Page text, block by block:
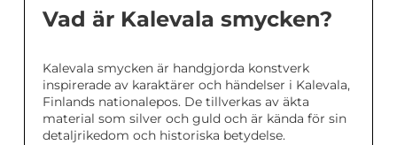
Vad är Kalevala smycken?
Kalevala smycken är handgjorda konstverk
inspirerade av karaktärer och händelser i Kalevala,
Finlands nationalepos. De tillverkas av äkta
material som silver och guld och är kända för sin
detaljrikedom och historiska betydelse.